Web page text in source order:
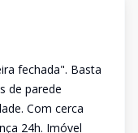
fechada". Basta
de parede
Com cerca
24h. Imóvel